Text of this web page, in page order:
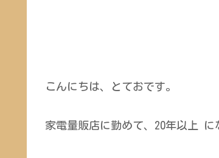
こんにちは、とておです。
家電量販店に勤めて、20年以上 に